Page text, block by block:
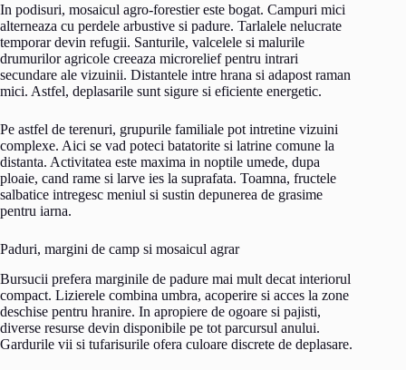
In podisuri, mosaicul agro-forestier este bogat. Campuri mici
alterneaza cu perdele arbustive si padure. Tarlalele nelucrate
temporar devin refugii. Santurile, valcelele si malurile
drumurilor agricole creeaza microrelief pentru intrari
secundare ale vizuinii. Distantele intre hrana si adapost raman
mici. Astfel, deplasarile sunt sigure si eficiente energetic.
Pe astfel de terenuri, grupurile familiale pot intretine vizuini
complexe. Aici se vad poteci batatorite si latrine comune la
distanta. Activitatea este maxima in noptile umede, dupa
ploaie, cand rame si larve ies la suprafata. Toamna, fructele
salbatice intregesc meniul si sustin depunerea de grasime
pentru iarna.
Paduri, margini de camp si mosaicul agrar
Bursucii prefera marginile de padure mai mult decat interiorul
compact. Lizierele combina umbra, acoperire si acces la zone
deschise pentru hranire. In apropiere de ogoare si pajisti,
diverse resurse devin disponibile pe tot parcursul anului.
Gardurile vii si tufarisurile ofera culoare discrete de deplasare.